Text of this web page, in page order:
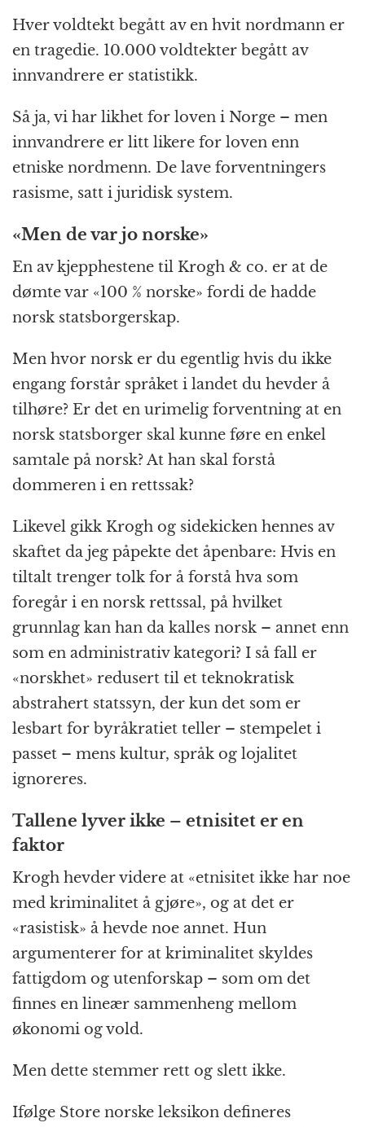
Hver voldtekt begått av en hvit nordmann er
en tragedie. 10.000 voldtekter begått av
innvandrere er statistikk.
Så ja, vi har likhet for loven i Norge – men
innvandrere er litt likere for loven enn
etniske nordmenn. De lave forventningers
rasisme, satt i juridisk system.
«Men de var jo norske»
En av kjepphestene til Krogh & co. er at de
dømte var «100 % norske» fordi de hadde
norsk statsborgerskap.
Men hvor norsk er du egentlig hvis du ikke
engang forstår språket i landet du hevder å
tilhøre? Er det en urimelig forventning at en
norsk statsborger skal kunne føre en enkel
samtale på norsk? At han skal forstå
dommeren i en rettssak?
Likevel gikk Krogh og sidekicken hennes av
skaftet da jeg påpekte det åpenbare: Hvis en
tiltalt trenger tolk for å forstå hva som
foregår i en norsk rettssal, på hvilket
grunnlag kan han da kalles norsk – annet enn
som en administrativ kategori? I så fall er
«norskhet» redusert til et teknokratisk
abstrahert statssyn, der kun det som er
lesbart for byråkratiet teller – stempelet i
passet – mens kultur, språk og lojalitet
ignoreres.
Tallene lyver ikke – etnisitet er en
faktor
Krogh hevder videre at «etnisitet ikke har noe
med kriminalitet å gjøre», og at det er
«rasistisk» å hevde noe annet. Hun
argumenterer for at kriminalitet skyldes
fattigdom og utenforskap – som om det
finnes en lineær sammenheng mellom
økonomi og vold.
Men dette stemmer rett og slett ikke.
Ifølge Store norske leksikon defineres